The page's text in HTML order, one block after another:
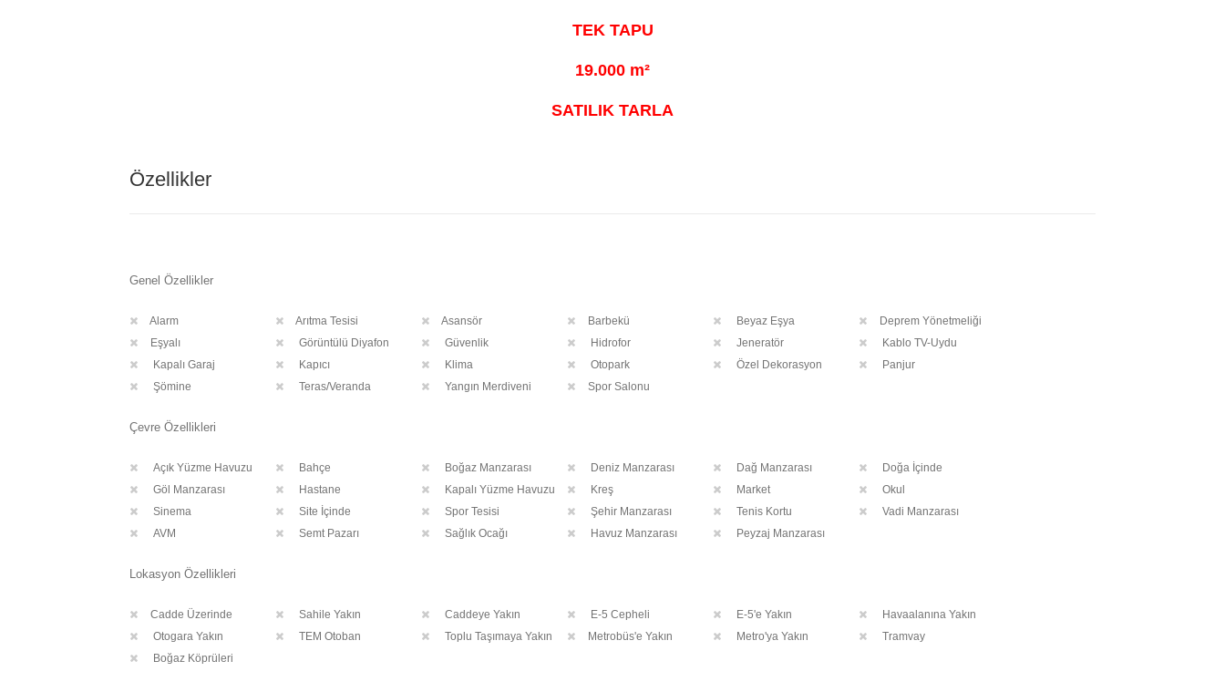
TEK TAPU
19.000 m²
SATILIK TARLA
Özellikler
Genel Özellikler
Alarm Arıtma Tesisi Asansör Barbekü Beyaz Eşya
Deprem Yönetmeliği
Eşyalı
Görüntülü Diyafon Güvenlik Hidrofor Jeneratör
Kablo TV-Uydu
Kapalı Garaj
Kapıcı Klima Otopark Özel Dekorasyon
Panjur
Şömine
Teras/Veranda Yangın Merdiveni Spor Salonu
Çevre Özellikleri
Açık Yüzme Havuzu Bahçe Boğaz Manzarası Deniz Manzarası Dağ Manzarası
Doğa İçinde
Göl Manzarası
Hastane Kapalı Yüzme Havuzu Kreş Market
Okul
Sinema
Site İçinde Spor Tesisi Şehir Manzarası Tenis Kortu
Vadi Manzarası
AVM
Semt Pazarı Sağlık Ocağı Havuz Manzarası Peyzaj Manzarası
Lokasyon Özellikleri
Cadde Üzerinde Sahile Yakın Caddeye Yakın E-5 Cepheli E-5'e Yakın
Havaalanına Yakın
Otogara Yakın
TEM Otoban Toplu Taşımaya Yakın Metrobüs'e Yakın Metro'ya Yakın
Tramvay
Boğaz Köprüleri